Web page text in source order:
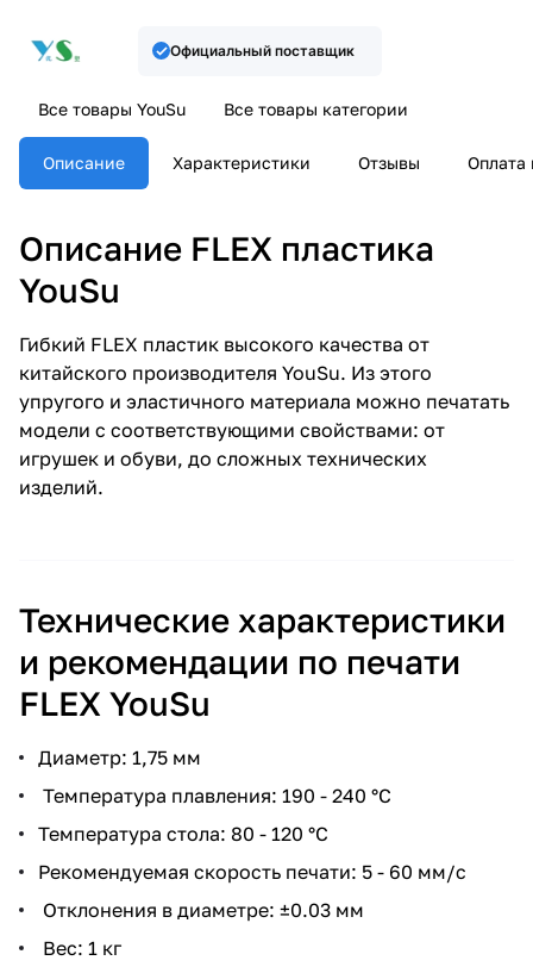
Официальный поставщик
Все товары YouSu Все товары категории
Описание Характеристики Отзывы Оплата
Описание FLEX пластика
YouSu
Гибкий FLEX пластик высокого качества от
китайского производителя YouSu. Из этого
упругого и эластичного материала можно печатать
модели с соответствующими свойствами: от
игрушек и обуви, до сложных технических
изделий.
Технические характеристики
и рекомендации по печати
FLEX YouSu
Диаметр: 1,75 мм
Температура плавления: 190 - 240 °С
Температура стола: 80 - 120 °С
Рекомендуемая скорость печати: 5 - 60 мм/с
Отклонения в диаметре: ±0.03 мм
Вес: 1 кг